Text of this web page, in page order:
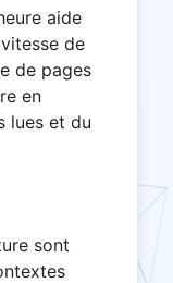
aide
de
de pages
en
lues et du
sont